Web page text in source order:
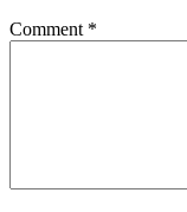
Comment *